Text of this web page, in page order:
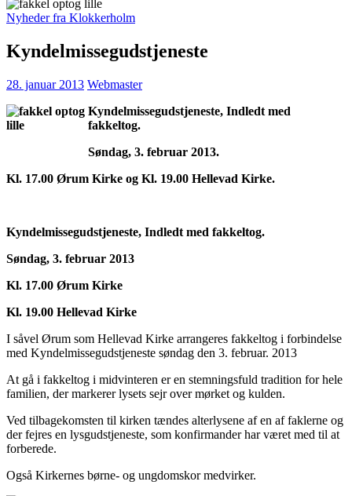
Nyheder fra Klokkerholm
Kyndelmissegudstjeneste
28. januar 2013 Webmaster
Kyndelmissegudstjeneste, Indledt med
fakkeltog.
Søndag, 3. februar 2013.
Kl. 17.00 Ørum Kirke og Kl. 19.00 Hellevad Kirke.
Kyndelmissegudstjeneste, Indledt med fakkeltog.
Søndag, 3. februar 2013
Kl. 17.00 Ørum Kirke
Kl. 19.00 Hellevad Kirke
I såvel Ørum som Hellevad Kirke arrangeres fakkeltog i forbindelse
med Kyndelmissegudstjeneste søndag den 3. februar. 2013
At gå i fakkeltog i midvinteren er en stemningsfuld tradition for hele
familien, der markerer lysets sejr over mørket og kulden.
Ved tilbagekomsten til kirken tændes alterlysene af en af faklerne og
der fejres en lysgudstjeneste, som konfirmander har været med til at
forberede.
Også Kirkernes børne- og ungdomskor medvirker.